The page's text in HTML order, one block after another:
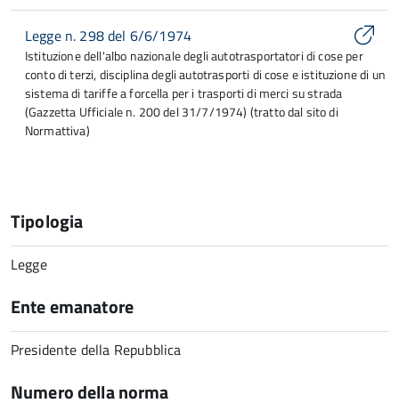
Legge n. 298 del 6/6/1974
Istituzione dell'albo nazionale degli autotrasportatori di cose per
conto di terzi, disciplina degli autotrasporti di cose e istituzione di un
sistema di tariffe a forcella per i trasporti di merci su strada
(Gazzetta Ufficiale n. 200 del 31/7/1974) (tratto dal sito di
Normattiva)
Tipologia
Legge
Ente emanatore
Presidente della Repubblica
Numero della norma